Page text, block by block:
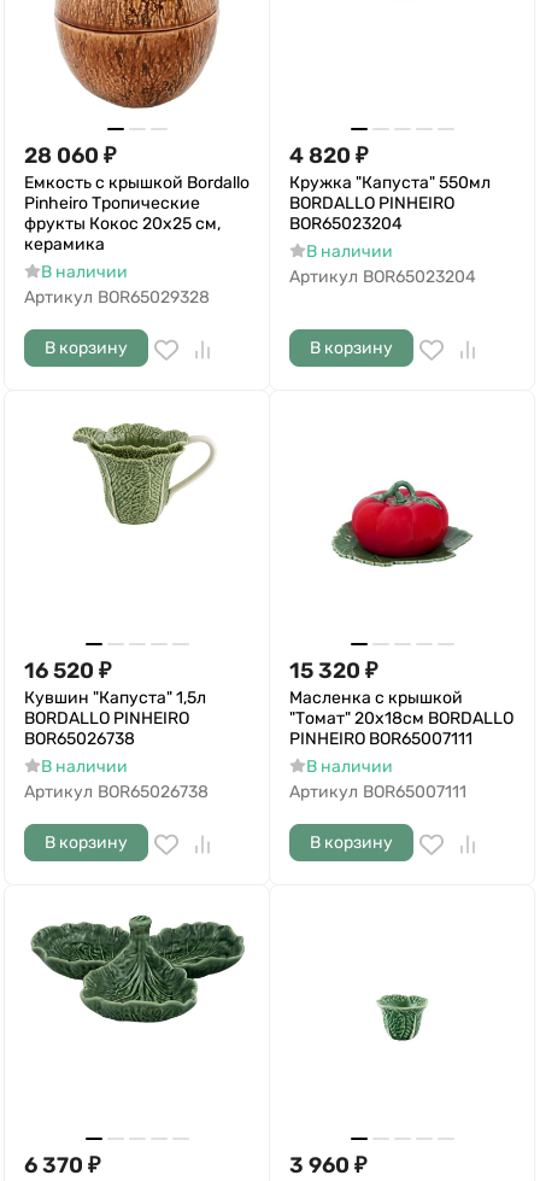
28 060 ₽
Емкость с крышкой Bordallo
Pinheiro Тропические
фрукты Кокос 20х25 см,
керамика
В наличии
Артикул BOR65029328
В корзину
4 820 ₽
Кружка "Капуста" 550мл
BORDALLO PINHEIRO
BOR65023204
В наличии
Артикул BOR65023204
В корзину
16 520 ₽
Кувшин "Капуста" 1,5л
BORDALLO PINHEIRO
BOR65026738
В наличии
Артикул BOR65026738
В корзину
15 320 ₽
Масленка с крышкой
"Томат" 20x18см BORDALLO
PINHEIRO BOR65007111
В наличии
Артикул BOR65007111
В корзину
6 370 ₽ 3 960 ₽